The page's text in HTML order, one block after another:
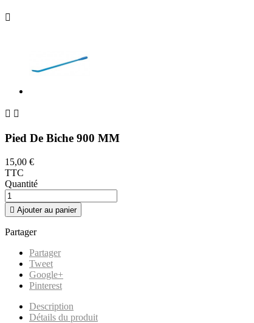

 
Pied De Biche 900 MM
15,00 €
TTC
Quantité
 Ajouter au panier
Partager
Partager
Tweet
Google+
Pinterest
Description
Détails du produit